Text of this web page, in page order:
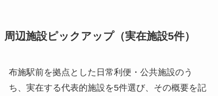
周辺施設ピックアップ（実在施設5件）
布施駅前を拠点とした日常利便・公共施設のう
ち、実在する代表的施設を5件選び、その概要を記